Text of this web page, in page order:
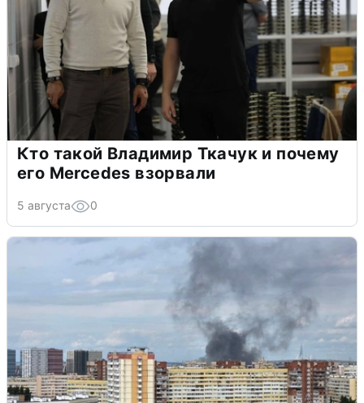
Кто такой Владимир Ткачук и почему
его Mercedes взорвали
5 августа 0